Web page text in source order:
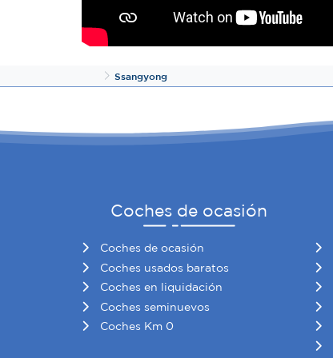
InicioSsangyong
Coches de ocasión
Coches de ocasión
Coches usados baratos
Coches en liquidación
Coches seminuevos
Coches Km 0